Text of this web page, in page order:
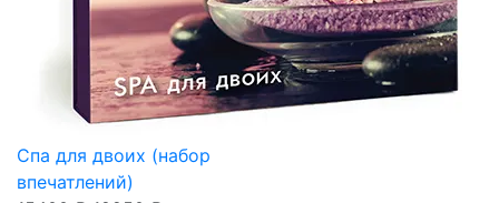
Спа для двоих (набор
впечатлений)